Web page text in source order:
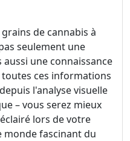
de cannabis à
seulement une
une connaissance
ces informations
l'analyse visuelle
– vous serez mieux
lors de votre
monde fascinant du